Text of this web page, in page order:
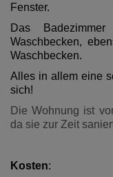
Fenster.
Das
Waschbecken,
Waschbecken.
Alles in allem eine
sich!
Die Wohnung ist
da sie zur Zeit
Kosten: